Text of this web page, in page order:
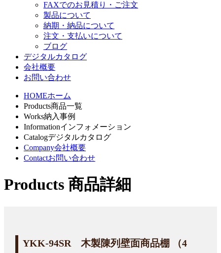
FAXでのお見積り・ご注文
製品について
納期・納品について
注文・支払いについて
ブログ
デジタルカタログ
会社概要
お問い合わせ
HOMEホーム
Products商品一覧
Works納入事例
Informationインフォメーション
Catalogデジタルカタログ
Company会社概要
Contactお問い合わせ
Products 商品詳細
YKK-94SR 木製陳列壁面商品棚 （4